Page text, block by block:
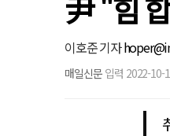
이호준 기자
매일신문 입력 2022-10-